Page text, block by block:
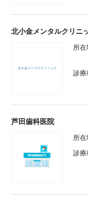
北小金メンタルクリニ
所
診療
芦田歯科医院
所
診療